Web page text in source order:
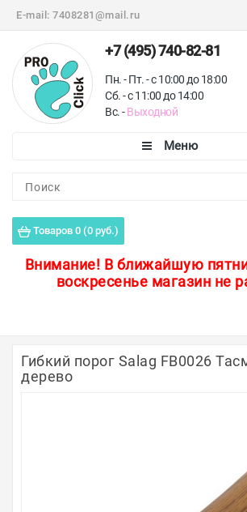
E-mail: 7408281@mail.ru
+7 (495) 740-82-81
Пн. - Пт. - с 10:00 до 18:00
Сб. - с 11:00 до 14:00
Вс. -Выходной
Товаров 0 (0 руб.)
Внимание! В ближайшую
воскресенье магазин не
Пороги для пола
Защитные уголки
Полосы из металла
Гибкий порог Salag FB0026
дерево